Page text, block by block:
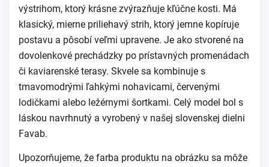
výstrihom, ktorý krásne zvýrazňuje kľúčne kosti. Má
klasický, mierne priliehavý strih, ktorý jemne kopíruje
postavu a pôsobí veľmi upravene. Je ako stvorené na
dovolenkové prechádzky po prístavných promenádach
či kaviarenské terasy. Skvele sa kombinuje s
tmavomodrými ľahkými nohavicami, červenými
lodičkami alebo ležérnymi šortkami. Celý model bol s
láskou navrhnutý a vyrobený v našej slovenskej dielni
Favab.
Upozorňujeme, že farba produktu na obrázku sa môže